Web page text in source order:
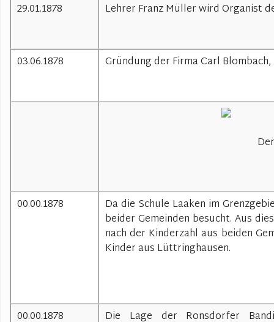
29.01.1878 Lehrer Franz Müller wird Organist
03.06.1878 Gründung der Firma Carl
00.00.1878
Da die Schule Laaken im
beider Gemeinden besucht. Aus
nach der Kinderzahl aus beiden
Kinder aus Lüttringhausen.
00.00.1878 Die Lage der Ronsdorfer